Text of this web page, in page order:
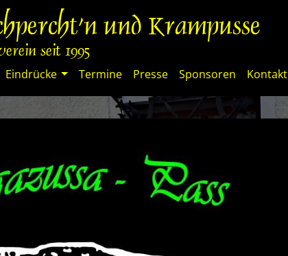
und Krampusse
seit 1995
Eindrücke Termine Presse Sponsoren Kontakt